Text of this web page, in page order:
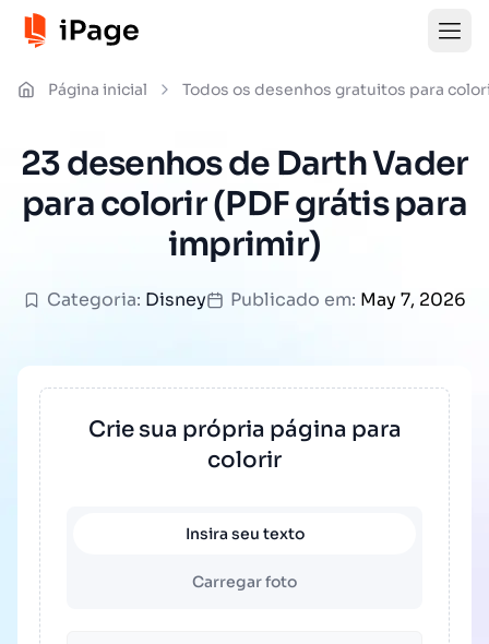
Página inicial Todos os desenhos gratuitos para
23 desenhos de Darth Vader
para colorir (PDF grátis para
imprimir)
Categoria: Disney Publicado em: May 7, 2026
Crie sua própria página para
colorir
Insira seu texto
Carregar foto